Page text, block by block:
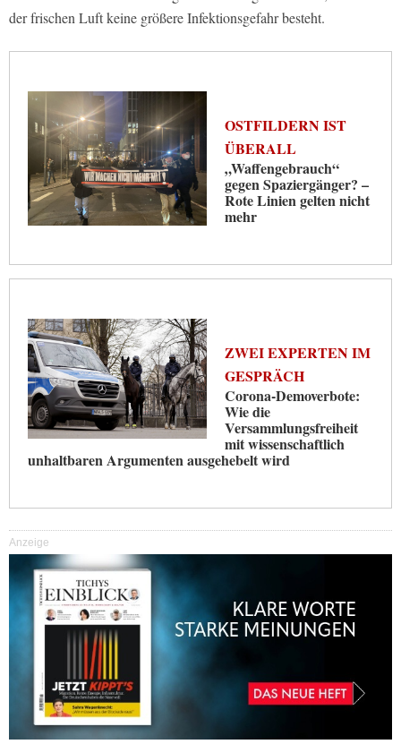
der frischen Luft keine größere Infektionsgefahr besteht.
OSTFILDERN IST
ÜBERALL
„Waffengebrauch“
gegen Spaziergänger? –
Rote Linien gelten nicht
mehr
ZWEI EXPERTEN IM
GESPRÄCH
Corona-Demoverbote:
Wie die
Versammlungsfreiheit
mit wissenschaftlich
unhaltbaren Argumenten ausgehebelt wird
Anzeige